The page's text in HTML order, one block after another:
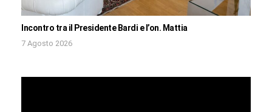
Incontro tra il Presidente Bardi e l’on. Mattia
7 Agosto 2026